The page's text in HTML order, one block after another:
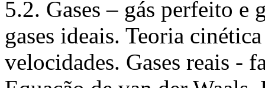
5.2. Gases – gás perfeito e
gases ideais. Teoria
velocidades. Gases reais -